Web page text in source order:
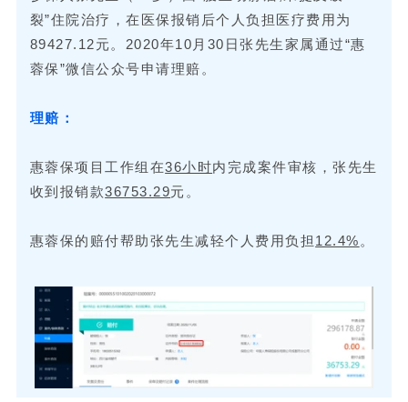
裂”住院治疗，在医保报销后个人负担医疗费用为
89427.12元。2020年10月30日张先生家属通过“惠
蓉保”微信公众号申请理赔。
理赔：
惠蓉保项目工作组在36小时内完成案件审核，张先生
收到报销款36753.29元。
惠蓉保的赔付帮助张先生减轻个人费用负担 12.4% 。